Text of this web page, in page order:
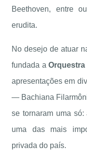
Beethoven, entre
erudita.
No desejo de atuar
fundada a
apresentações em
— Bachiana
se tornaram uma
uma das mais
privada do país.